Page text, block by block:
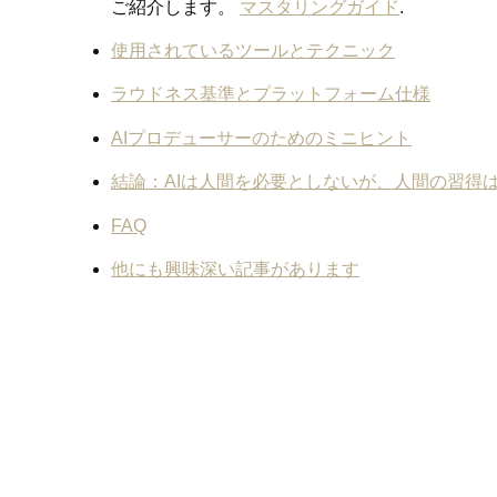
ご紹介します。 マスタリングガイド.
使用されているツールとテクニック
ラウドネス基準とプラットフォーム仕様
AIプロデューサーのためのミニヒント
結論：AIは人間を必要としないが、人間の習得
FAQ
他にも興味深い記事があります